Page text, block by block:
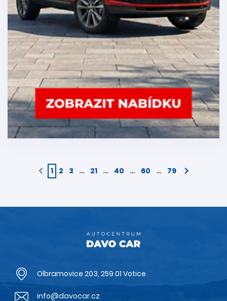
1 2 3 … 21 … 40 … 60 … 79
Olbramovice 203, 259 01 Votice
info@davocar.cz